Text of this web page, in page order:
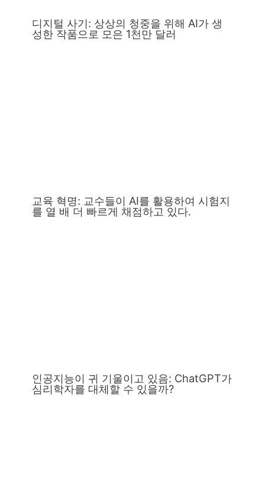
디지털 사기: 상상의 청중을 위해 AI가 생
성한 작품으로 모은 1천만 달러
교육 혁명: 교수들이 AI를 활용하여 시험지
를 열 배 더 빠르게 채점하고 있다.
인공지능이 귀 기울이고 있음: ChatGPT가
심리학자를 대체할 수 있을까?